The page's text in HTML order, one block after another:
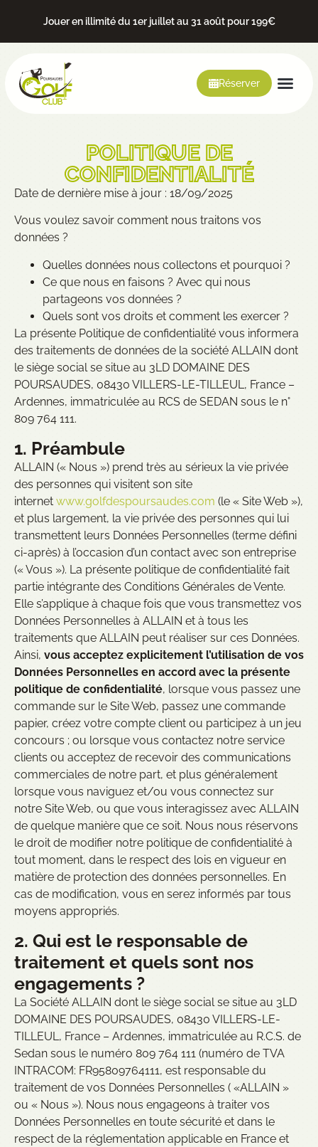
Jouer en illimité du 1er juillet au 31 août pour 199€
Réserver
POLITIQUE DE
CONFIDENTIALITÉ
Date de dernière mise à jour : 18/09/2025
Vous voulez savoir comment nous traitons vos
données ?
Quelles données nous collectons et pourquoi ?
Ce que nous en faisons ? Avec qui nous
partageons vos données ?
Quels sont vos droits et comment les exercer ?
La présente Politique de confidentialité vous informera
des traitements de données de la société ALLAIN dont
le siège social se situe au 3LD DOMAINE DES
POURSAUDES, 08430 VILLERS-LE-TILLEUL, France –
Ardennes, immatriculée au RCS de SEDAN sous le n°
809 764 111.
1. Préambule
ALLAIN (« Nous ») prend très au sérieux la vie privée
des personnes qui visitent son site
internet www.golfdespoursaudes.com (le « Site Web »),
et plus largement, la vie privée des personnes qui lui
transmettent leurs Données Personnelles (terme défini
ci-après) à l’occasion d’un contact avec son entreprise
(« Vous »). La présente politique de confidentialité fait
partie intégrante des Conditions Générales de Vente.
Elle s’applique à chaque fois que vous transmettez vos
Données Personnelles à ALLAIN et à tous les
traitements que ALLAIN peut réaliser sur ces Données.
Ainsi, vous acceptez explicitement l’utilisation de vos
Données Personnelles en accord avec la présente
politique de confidentialité, lorsque vous passez une
commande sur le Site Web, passez une commande
papier, créez votre compte client ou participez à un jeu
concours ; ou lorsque vous contactez notre service
clients ou acceptez de recevoir des communications
commerciales de notre part, et plus généralement
lorsque vous naviguez et/ou vous connectez sur
notre Site Web, ou que vous interagissez avec ALLAIN
de quelque manière que ce soit. Nous nous réservons
le droit de modifier notre politique de confidentialité à
tout moment, dans le respect des lois en vigueur en
matière de protection des données personnelles. En
cas de modification, vous en serez informés par tous
moyens appropriés.
2. Qui est le responsable de
traitement et quels sont nos
engagements ?
La Société ALLAIN dont le siège social se situe au 3LD
DOMAINE DES POURSAUDES, 08430 VILLERS-LE-
TILLEUL, France – Ardennes, immatriculée au R.C.S. de
Sedan sous le numéro 809 764 111 (numéro de TVA
INTRACOM: FR95809764111, est responsable du
traitement de vos Données Personnelles ( «ALLAIN »
ou « Nous »). Nous nous engageons à traiter vos
Données Personnelles en toute sécurité et dans le
respect de la réglementation applicable en France et